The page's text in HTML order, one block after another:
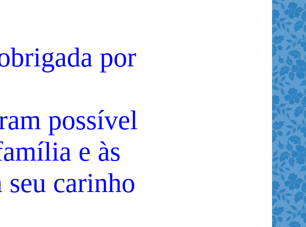
por
possível
e às
seu carinho